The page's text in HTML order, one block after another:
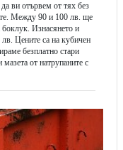
ви отървем от тях без
Между 90 и 100 лв. ще
боклук. Изнасянето и
лв. Цените са на кубичен
безплатно стари
от натрупаните с